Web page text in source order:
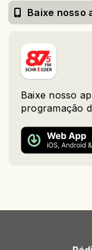
Baixe nosso
Baixe nosso
programação